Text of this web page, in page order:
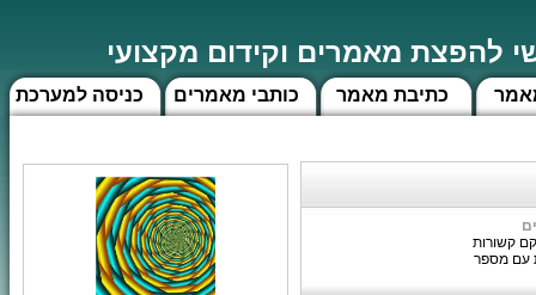
להפצת מאמרים וקידום מקצועי
כניסה למערכת כותבי מאמרים כתיבת מאמר
קשורות
עם מספר